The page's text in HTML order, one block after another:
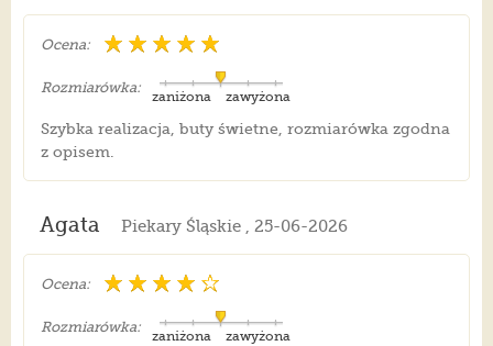
Ocena:
Rozmiarówka:
zawyżona
zaniżona
Szybka realizacja, buty świetne, rozmiarówka zgodna
z opisem.
Agata Piekary Śląskie , 25-06-2026
Ocena:
Rozmiarówka:
zawyżona
zaniżona